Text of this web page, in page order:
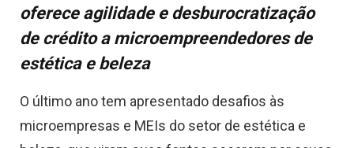
oferece agilidade e desburocratização
de crédito a microempreendedores de
estética e beleza
O último ano tem apresentado desafios às
microempresas e MEIs do setor de estética e